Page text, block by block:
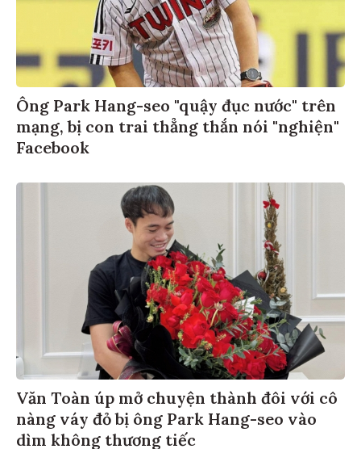
Ông Park Hang-seo "quậy đục nước" trên
mạng, bị con trai thẳng thắn nói "nghiện"
Facebook
Văn Toàn úp mở chuyện thành đôi với cô
nàng váy đỏ bị ông Park Hang-seo vào
dìm không thương tiếc